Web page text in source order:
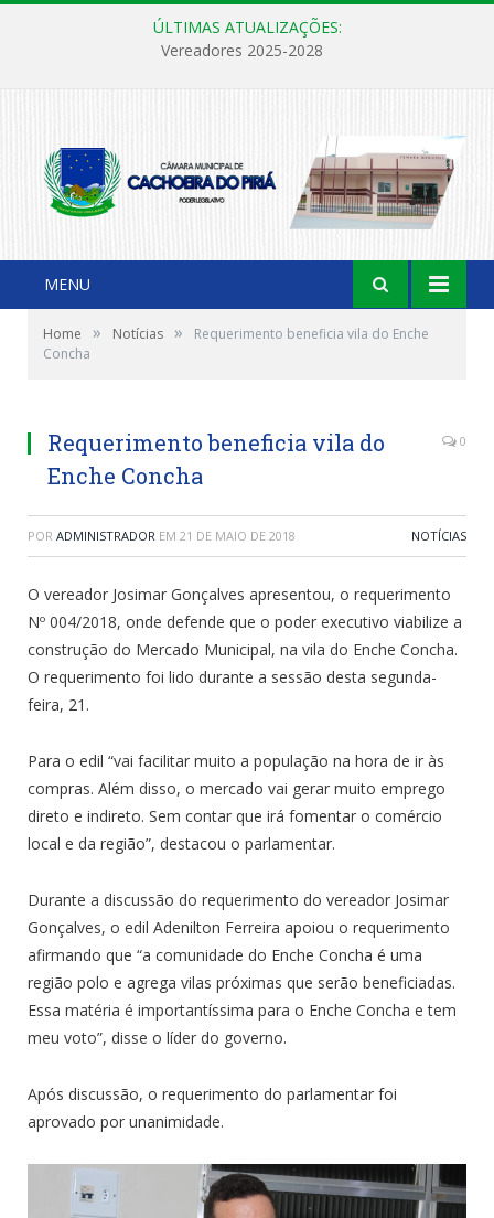
ÚLTIMAS ATUALIZAÇÕES:
Vereadores 2025-2028
MENU
Home » Notícias »
Requerimento beneficia vila do Enche
Concha
Requerimento beneficia vila do
Enche Concha
0
POR ADMINISTRADOR EM 21 DE MAIO DE 2018 NOTÍCIAS
O vereador Josimar Gonçalves apresentou, o requerimento
Nº 004/2018, onde defende que o poder executivo viabilize a
construção do Mercado Municipal, na vila do Enche Concha.
O requerimento foi lido durante a sessão desta segunda-
feira, 21.
Para o edil “vai facilitar muito a população na hora de ir às
compras. Além disso, o mercado vai gerar muito emprego
direto e indireto. Sem contar que irá fomentar o comércio
local e da região”, destacou o parlamentar.
Durante a discussão do requerimento do vereador Josimar
Gonçalves, o edil Adenilton Ferreira apoiou o requerimento
afirmando que “a comunidade do Enche Concha é uma
região polo e agrega vilas próximas que serão beneficiadas.
Essa matéria é importantíssima para o Enche Concha e tem
meu voto”, disse o líder do governo.
Após discussão, o requerimento do parlamentar foi
aprovado por unanimidade.